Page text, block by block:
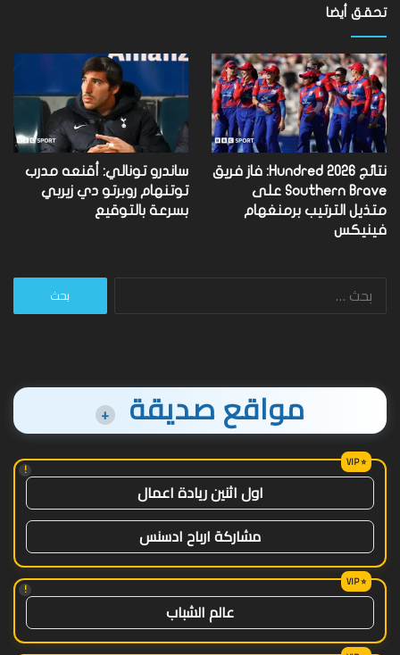
تحقق أيضا
نتائج Hundred 2026: فاز فريق
Southern Brave على
متذيل الترتيب برمنغهام
فينيكس
ساندرو تونالي: أقنعه مدرب
توتنهام روبرتو دي زيربي
بسرعة بالتوقيع
البحث
مواقع صديقة +
!
اول اثنين ريادة اعمال
مشاركة ارباح ادسنس
!
عالم الشباب